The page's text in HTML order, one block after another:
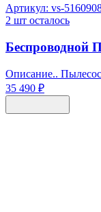
Артикул: vs-
2 шт осталось
Беспроводной
Описание..
35 490 ₽